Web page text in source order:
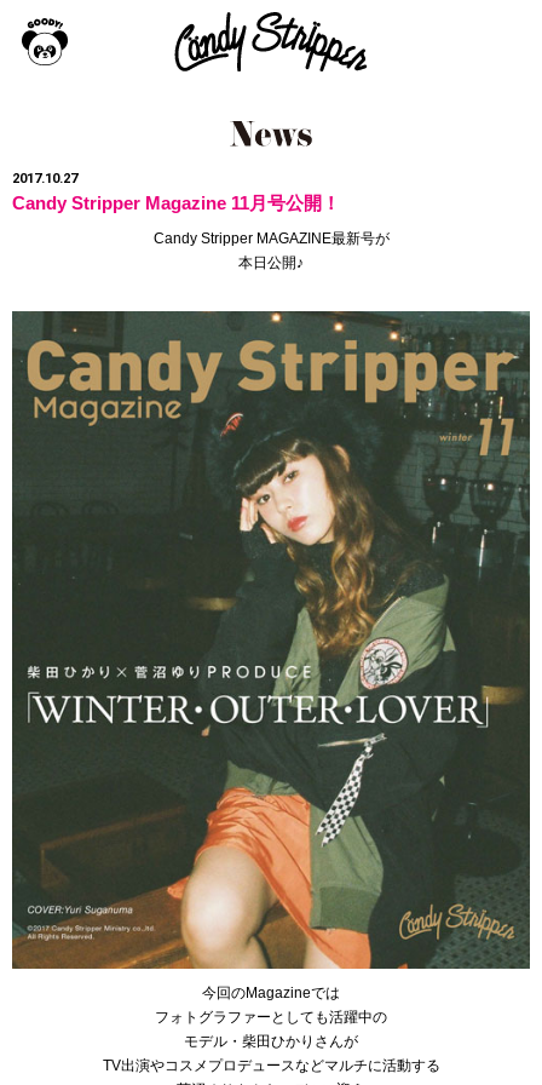
2017.10.27
Candy Stripper Magazine 11月号公開！
Candy Stripper MAGAZINE最新号が
本日公開♪
今回のMagazineでは
フォトグラファーとしても活躍中の
モデル・柴田ひかりさんが
TV出演やコスメプロデュースなどマルチに活動する